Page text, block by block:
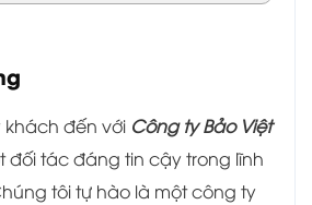
đến với Công ty Bảo Việt
đối tác đáng tin cậy trong lĩnh
tôi tự hào là một công ty